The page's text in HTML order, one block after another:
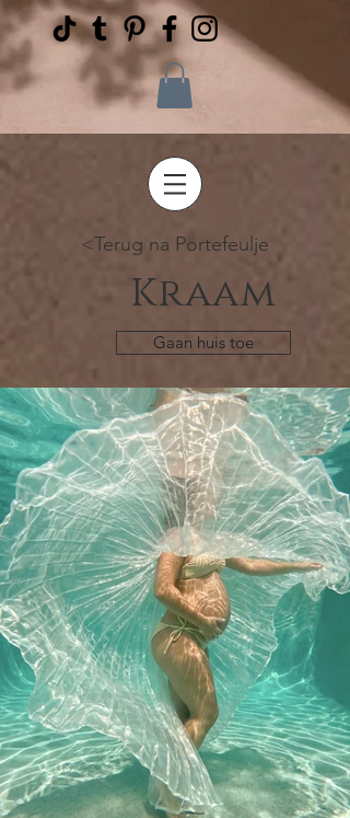
<Terug na Portefeulje
Kraam
Gaan huis toe